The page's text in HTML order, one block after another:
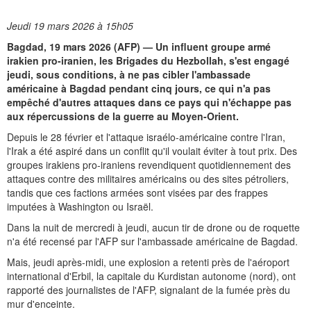
Jeudi 19 mars 2026 à 15h05
Bagdad, 19 mars 2026 (AFP) — Un influent groupe armé
irakien pro-iranien, les Brigades du Hezbollah, s'est engagé
jeudi, sous conditions, à ne pas cibler l'ambassade
américaine à Bagdad pendant cinq jours, ce qui n'a pas
empêché d'autres attaques dans ce pays qui n'échappe pas
aux répercussions de la guerre au Moyen-Orient.
Depuis le 28 février et l'attaque israélo-américaine contre l'Iran,
l'Irak a été aspiré dans un conflit qu'il voulait éviter à tout prix. Des
groupes irakiens pro-iraniens revendiquent quotidiennement des
attaques contre des militaires américains ou des sites pétroliers,
tandis que ces factions armées sont visées par des frappes
imputées à Washington ou Israël.
Dans la nuit de mercredi à jeudi, aucun tir de drone ou de roquette
n'a été recensé par l'AFP sur l'ambassade américaine de Bagdad.
Mais, jeudi après-midi, une explosion a retenti près de l'aéroport
international d'Erbil, la capitale du Kurdistan autonome (nord), ont
rapporté des journalistes de l'AFP, signalant de la fumée près du
mur d'enceinte.